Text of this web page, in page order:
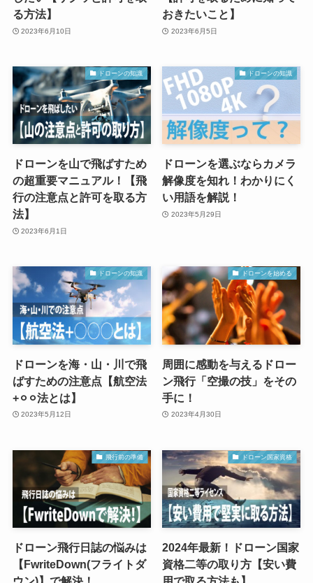
る方法】
2023年6月10日
おきたいこと】
2023年6月5日
ドローンの知識
ドローンを山で飛ばすため
の超重要マニュアル！【飛
行の注意点と許可を取る方
法】
2023年6月1日
ドローンの知識
ドローンを選ぶならカメラ
解像度を知れ！わかりにく
い用語を解説！
2023年5月29日
ドローンの知識
ドローンを海・山・川で飛
ばすための注意点【航空法
+⚪︎⚪︎法とは】
2023年5月12日
ドローンを始める
周囲に感動を与えるドロー
ン飛行「空撮の技」をその
手に！
2023年4月30日
飛行前の準備
ドローン飛行日誌の悩みは
【FwriteDown(フライトダ
ドローン国家資格
2024年最新！ドローン国家
資格二等の取り方【安い費